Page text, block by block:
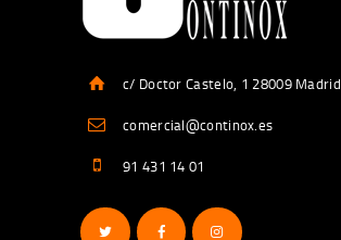
c/ Doctor Castelo, 1 28009 Madrid
comercial@continox.es
91 431 14 01